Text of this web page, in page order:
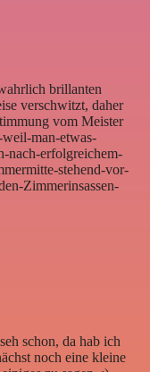
brillanten
verschwitzt, daher
vom Meister
weil-man-etwas-
nach-erfolgreichem-
stehend-vor-
Zimmerinsassen-
schon, da hab ich
noch eine kleine